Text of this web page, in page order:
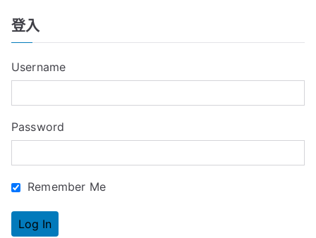
h
r
登入
Username
Password
Remember Me